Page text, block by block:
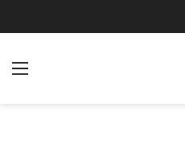
والمخدرات